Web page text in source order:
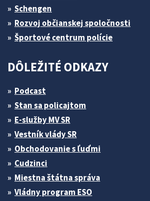
Schengen
Rozvoj občianskej spoločnosti
Športové centrum polície
DÔLEŽITÉ ODKAZY
Podcast
Stan sa policajtom
E-služby MV SR
Vestník vlády SR
Obchodovanie s ľuďmi
Cudzinci
Miestna štátna správa
Vládny program ESO